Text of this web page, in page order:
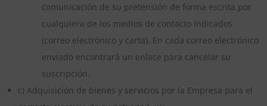
comunicación de su pretensión de forma escrita por
cualquiera de los medios de contacto indicados
(correo electrónico y carta). En cada correo electrónico
enviado encontrará un enlace para cancelar su
suscripción.
c) Adquisición de bienes y servicios por la Empresa para el